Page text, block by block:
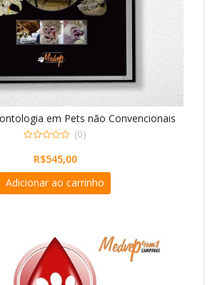
em Pets não Convencionais
t
o
(0)
R$545,00
Adicionar ao carrinho